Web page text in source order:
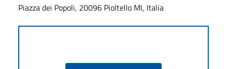
Piazza dei Popoli, 20096 Pioltello MI, Italia